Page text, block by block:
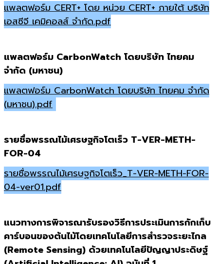
แพลตฟอร์ม CERT+ โดย หน่วย CERT+ ภายใต้ บริษัท
เอสซีจี เคมิคอลส์ จำกัด.pdf
แพลตฟอร์ม CarbonWatch โดยบริษัท ไทยคม
จำกัด (มหาชน)
แพลตฟอร์ม CarbonWatch โดยบริษัท ไทยคม จำกัด
(มหาชน).pdf
รายชื่อพรรณไม้เศรษฐกิจโตเร็ว T-VER-METH-
FOR-04
รายชื่อพรรณไม้เศรษฐกิจโตเร็ว_T-VER-METH-FOR-
04-ver01.pdf
แนวทางการพิจารณารับรองวิธีการประเมินการกักเก็บ
คาร์บอนของต้นไม้โดยเทคโนโลยีการสำรวจระยะไกล
(Remote Sensing) ด้วยเทคโนโลยีปัญญาประดิษฐ์